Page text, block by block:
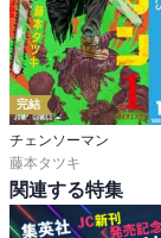
完結
チェンソーマン
藤本タツキ
関連する特集